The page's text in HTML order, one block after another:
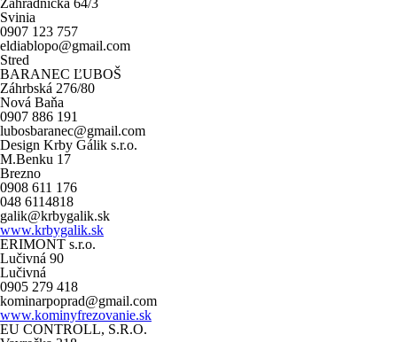
Záhradnícka 64/3
Svinia
0907 123 757
eldiablopo@gmail.com
Stred
BARANEC ĽUBOŠ
Záhrbská 276/80
Nová Baňa
0907 886 191
lubosbaranec@gmail.com
Design Krby Gálik s.r.o.
M.Benku 17
Brezno
0908 611 176
048 6114818
galik@krbygalik.sk
www.krbygalik.sk
ERIMONT s.r.o.
Lučivná 90
Lučivná
0905 279 418
kominarpoprad@gmail.com
www.kominyfrezovanie.sk
EU CONTROLL, S.R.O.